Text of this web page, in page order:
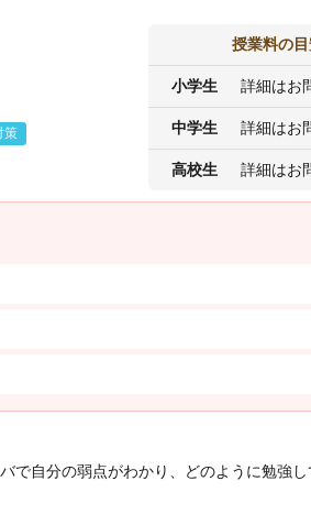
策
授業料の
小学生 詳細はお
中学生 詳細はお
高校生 詳細はお
で自分の弱点がわかり、どのように勉強